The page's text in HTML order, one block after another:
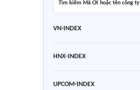
Tìm kiếm Mã CK hoặc tên công ty
VN-INDEX
HNX-INDEX
UPCOM-INDEX